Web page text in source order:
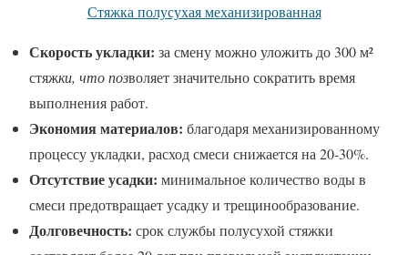
Стяжка полусухая механизированная
Скорость укладки: за смену можно уложить до 300 м²
стяжки, что позволяет значительно сократить время
выполнения работ.
Экономия материалов: благодаря механизированному
процессу укладки, расход смеси снижается на 20-30%.
Отсутствие усадки: минимальное количество воды в
смеси предотвращает усадку и трещинообразование.
Долговечность: срок службы полусухой стяжки